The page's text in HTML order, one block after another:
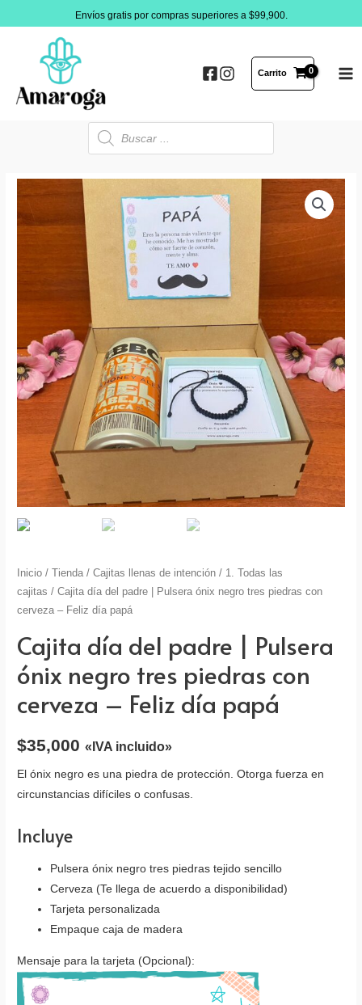
al
Envíos gratis por compras superiores a $99,900.
Carrito
Búsqueda
productos
Inicio / Tienda /Cajitas llenas de intención / 1. Todas las
cajitas / Cajita día del padre | Pulsera ónix negro tres piedras con
cerveza – Feliz día papá
Cajita día del padre | Pulsera
ónix negro tres piedras con
cerveza – Feliz día papá
$35,000 «IVA incluido»
El ónix negro es una piedra de protección. Otorga fuerza en
circunstancias difíciles o confusas.
Incluye
Pulsera ónix negro tres piedras tejido sencillo
Cerveza (Te llega de acuerdo a disponibilidad)
Tarjeta personalizada
Empaque caja de madera
Mensaje para la tarjeta (Opcional):